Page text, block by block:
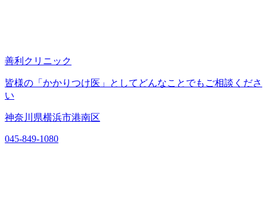
善利クリニック
皆様の「かかりつけ医」としてどんなことでもご相談くださ
い
神奈川県横浜市港南区
045-849-1080